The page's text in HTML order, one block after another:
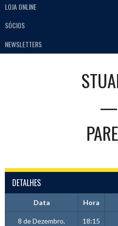
LOJA ONLINE
SÓCIOS
NEWSLETTERS
—
DETALHES
Data Hora
8 de Dezembro,
18:15